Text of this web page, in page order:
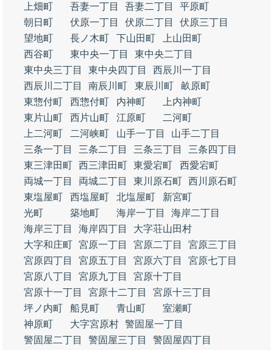
上畑町
吾妻一丁目 吾妻二丁目
平原町
朝日町
伏原一丁目 伏原二丁目
伏原三丁目
望地町
長ノ木町 下山田町
上山田町
西谷町
東中央一丁目
東中央二丁目
東中央三丁目
東中央四丁目
西辰川一丁目
西辰川二丁目
南辰川町 東辰川町
畝原町
東惣付町
西惣付町 内神町
上内神町
東片山町
西片山町 江原町
二河町
上二河町
二河峡町 山手一丁目
山手二丁目
三条一丁目
三条二丁目 三条三丁目
三条四丁目
東三津田町 西三津田町 東愛宕町
西愛宕町
両城一丁目
両城二丁目 東川原石町 西川原石町
東塩屋町
西塩屋町 北塩屋町
新宮町
光町
築地町 海岸一丁目
海岸二丁目
海岸三丁目
海岸四丁目
大字荘山田村
大字和庄町 宮原一丁目 宮原二丁目
宮原三丁目
宮原四丁目
宮原五丁目 宮原六丁目
宮原七丁目
宮原八丁目
宮原九丁目
宮原十丁目
宮原十一丁目
宮原十二丁目
宮原十三丁目
坪ノ内町
船見町 青山町
室瀬町
神原町
大字宮原村 警固屋一丁目
警固屋二丁目
警固屋三丁目
警固屋四丁目